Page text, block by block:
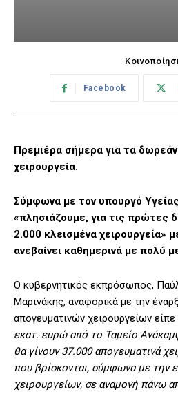
Facebook
Πρεμιέρα σήμερα για τα
χειρουργεία.
Σύμφωνα με τον υπουργό
«πλησιάζουμε, για τις πρώτες
2.000 κλεισμένα χειρουργεία»
ανεβαίνει καθημερινά με πολύ
Ο κυβερνητικός εκπρόσωπος,
Μαρινάκης, αναφορικά με την
απογευματινών χειρουργείων
εκατ. ευρώ από το Ταμείο
θα γίνουν 37.000 απογευματινά
που βρίσκονται, σύμφωνα με την
χειρουργείων, σε αναμονή πάνω